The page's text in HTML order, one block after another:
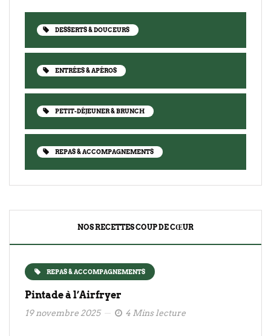
DESSERTS & DOUCEURS
ENTRÉES & APÉROS
PETIT-DÉJEUNER & BRUNCH
REPAS & ACCOMPAGNEMENTS
NOS RECETTES COUP DE CŒUR
REPAS & ACCOMPAGNEMENTS
Pintade à l’Airfryer
19 novembre 2025 4 Mins lecture